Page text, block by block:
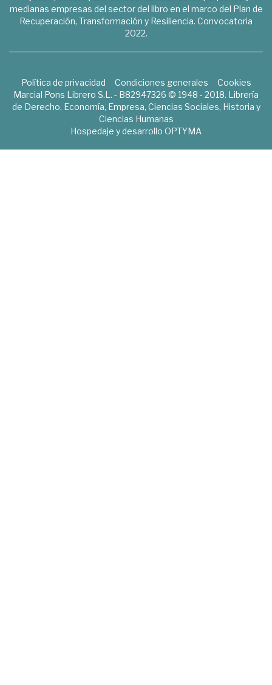
medianas empresas del sector del libro en el marco del Plan de
Recuperación, Transformación y Resiliencia. Convocatoria
2022.
Política de privacidad Condiciones generales
Cookies
Marcial Pons Librero S.L. - B82947326 © 1948 - 2018. Librería
de Derecho, Economía, Empresa, Ciencias Sociales, Historia y
Ciencias Humanas
Hospedaje y desarrollo OPTYMA